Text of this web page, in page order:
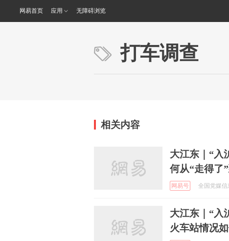
网易首页 应用 无障碍浏览
打车调查
相关内容
大江东｜“入
何从“走得了
网易号 全国党媒
大江东｜“入
火车站情况